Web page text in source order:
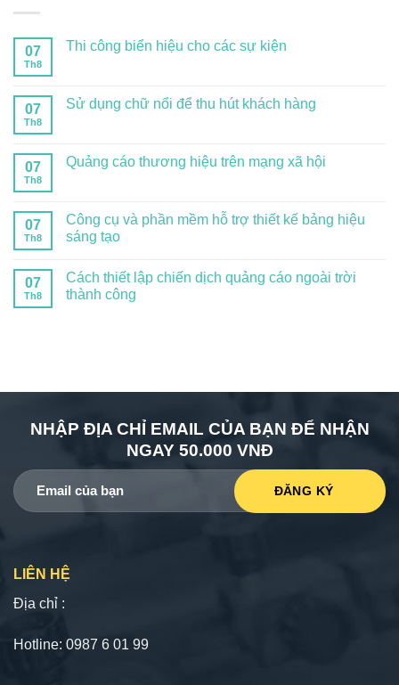
07
Th8
Thi công biển hiệu cho các sự kiện
07
Th8
Sử dụng chữ nổi để thu hút khách hàng
07
Th8
Quảng cáo thương hiệu trên mạng xã hội
07
Th8
Công cụ và phần mềm hỗ trợ thiết kế bảng hiệu
sáng tạo
07
Th8
Cách thiết lập chiến dịch quảng cáo ngoài trời
thành công
NHẬP ĐỊA CHỈ EMAIL CỦA BẠN ĐỂ NHẬN
NGAY 50.000 VNĐ
LIÊN HỆ
Địa chỉ :
Hotline: 0987 6 01 99